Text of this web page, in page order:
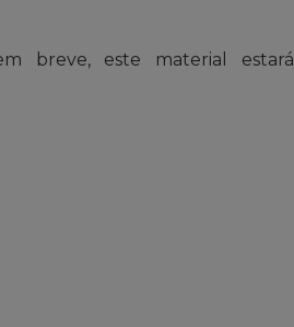
breve, este material estará